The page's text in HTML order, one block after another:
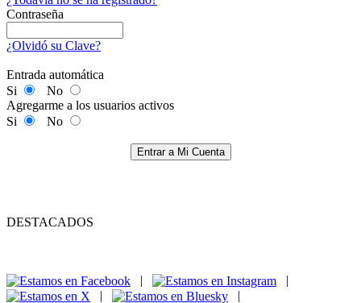
Contraseña
¿Olvidó su Clave?
Entrada automática
Si
No
Agregarme a los usuarios activos
Si
No
Entrar a Mi Cuenta
DESTACADOS
|
|
|
|